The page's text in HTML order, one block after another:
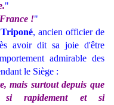
"
!"
, ancien officier de
avoir dit sa joie d'être
admirable des
le Siège :
mais surtout depuis que
si rapidement et si